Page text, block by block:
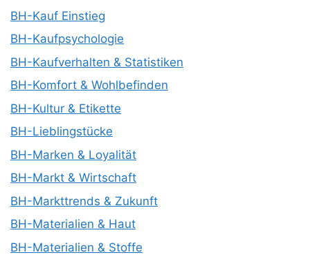
BH-Kauf Einstieg
BH-Kaufpsychologie
BH-Kaufverhalten & Statistiken
BH-Komfort & Wohlbefinden
BH-Kultur & Etikette
BH-Lieblingstücke
BH-Marken & Loyalität
BH-Markt & Wirtschaft
BH-Markttrends & Zukunft
BH-Materialien & Haut
BH-Materialien & Stoffe